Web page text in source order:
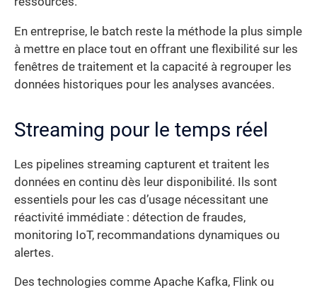
En entreprise, le batch reste la méthode la plus simple
à mettre en place tout en offrant une flexibilité sur les
fenêtres de traitement et la capacité à regrouper les
données historiques pour les analyses avancées.
Streaming pour le temps réel
Les pipelines streaming capturent et traitent les
données en continu dès leur disponibilité. Ils sont
essentiels pour les cas d’usage nécessitant une
réactivité immédiate : détection de fraudes,
monitoring IoT, recommandations dynamiques ou
alertes.
Des technologies comme Apache Kafka, Flink ou